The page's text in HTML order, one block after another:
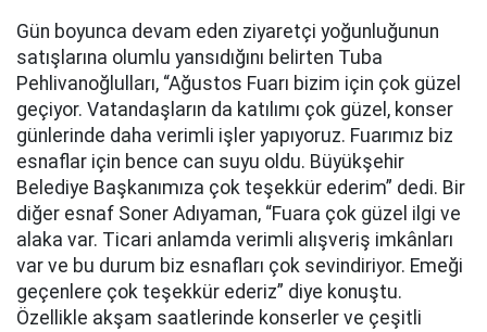
Gün boyunca devam eden ziyaretçi yoğunluğunun
satışlarına olumlu yansıdığını belirten Tuba
Pehlivanoğlulları, “Ağustos Fuarı bizim için çok güzel
geçiyor. Vatandaşların da katılımı çok güzel, konser
günlerinde daha verimli işler yapıyoruz. Fuarımız biz
esnaflar için bence can suyu oldu. Büyükşehir
Belediye Başkanımıza çok teşekkür ederim” dedi. Bir
diğer esnaf Soner Adıyaman, “Fuara çok güzel ilgi ve
alaka var. Ticari anlamda verimli alışveriş imkânları
var ve bu durum biz esnafları çok sevindiriyor. Emeği
geçenlere çok teşekkür ederiz” diye konuştu.
Özellikle akşam saatlerinde konserler ve çeşitli